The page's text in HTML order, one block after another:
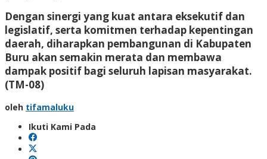
Dengan sinergi yang kuat antara eksekutif dan
legislatif, serta komitmen terhadap kepentingan
daerah, diharapkan pembangunan di Kabupaten
Buru akan semakin merata dan membawa
dampak positif bagi seluruh lapisan masyarakat.
(TM-08)
oleh tifamaluku
Ikuti Kami Pada